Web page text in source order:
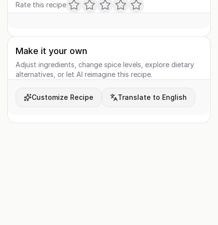
Rate this recipe
Make it your own
Adjust ingredients, change spice levels, explore dietary
alternatives, or let AI reimagine this recipe.
Customize Recipe Translate to English